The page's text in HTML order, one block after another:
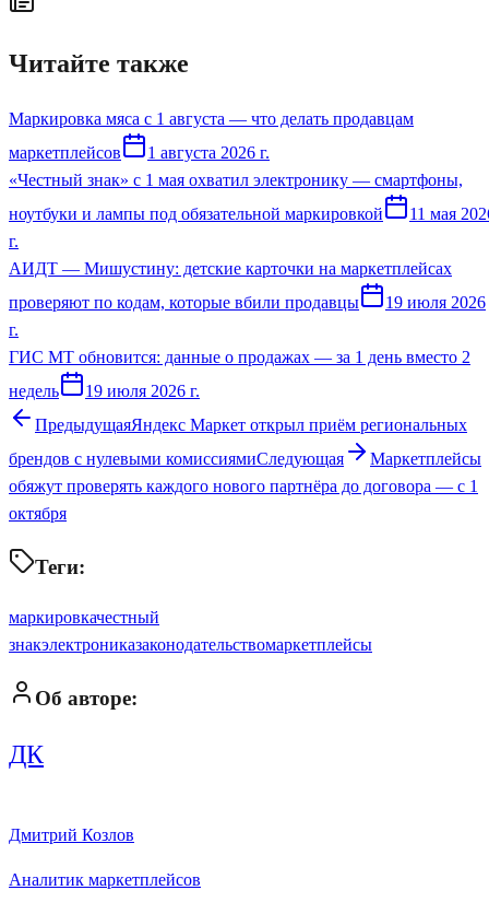
Читайте также
Маркировка мяса с 1 августа — что делать продавцам
маркетплейсов
1 августа 2026 г.
«Честный знак» с 1 мая охватил электронику — смартфоны,
ноутбуки и лампы под обязательной маркировкой
11 мая
г.
АИДТ — Мишустину: детские карточки на маркетплейсах
проверяют по кодам, которые вбили продавцы
19 июля 2026
г.
ГИС МТ обновится: данные о продажах — за 1 день вместо 2
недель
19 июля 2026 г.
ПредыдущаяЯндекс Маркет открыл приём региональных
брендов с нулевыми комиссиямиСледующая
Маркетплейсы
обяжут проверять каждого нового партнёра до договора — с 1
октября
Теги:
маркировкачестный
знакэлектрониказаконодательствомаркетплейсы
Об авторе:
ДК
Дмитрий Козлов
Аналитик маркетплейсов